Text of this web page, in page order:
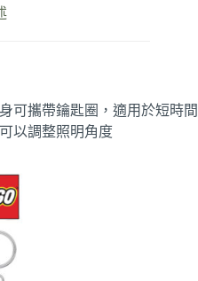
可攜帶鑰匙圈，適用於短時間
以調整照明角度